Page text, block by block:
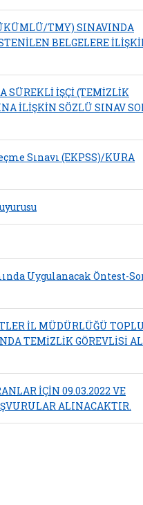
TMY) SINAVINDA
BELGELERE
SÜREKLİ İŞÇİ (TEMİZLİK
İLİŞKİN SÖZLÜ SINAV
Sınavı (EKPSS)/KURA
Uygulanacak Öntest-
İL MÜDÜRLÜĞÜ
TEMİZLİK GÖREVLİSİ
İÇİN 09.03.2022 VE
ALINACAKTIR.